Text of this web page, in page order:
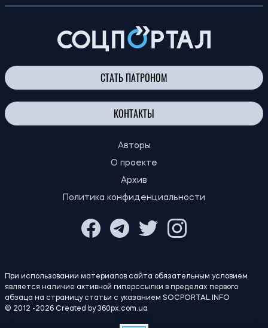
СТАТЬ ПАТРОНОМ
КОНТАКТЫ
Авторы
О проекте
Архив
Политика конфиденциальности
При использовании материалов сайта обязательным условием
является наличие активной гиперссылки в пределах первого
абзаца на страницу статьи с указанием SOCPORTAL.INFO
© 2012 -2026 Created by 360px.com.ua